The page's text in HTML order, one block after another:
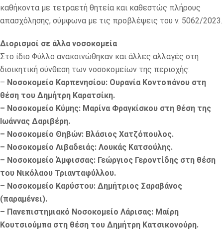
καθήκοντα με τετραετή θητεία και καθεστώς πλήρους
απασχόλησης, σύμφωνα με τις προβλέψεις του ν. 5062/2023.
Διορισμοί σε άλλα νοσοκομεία
Στο ίδιο Φύλλο ανακοινώθηκαν και άλλες αλλαγές στη
διοικητική σύνθεση των νοσοκομείων της περιοχής:
– Νοσοκομείο Καρπενησίου: Ουρανία Κοντοπάνου στη
θέση του Δημήτρη Καρατσίκη.
– Νοσοκομείο Κύμης: Μαρίνα Φραγκίσκου στη θέση της
Ιωάννας Δαριβέρη.
– Νοσοκομείο Θηβών: Βλάσιος Χατζόπουλος.
– Νοσοκομείο Λιβαδειάς: Λουκάς Κατσούλης.
– Νοσοκομείο Άμφισσας: Γεώργιος Γεροντίδης στη θέση
του Νικόλαου Τριανταφύλλου.
– Νοσοκομείο Καρύστου: Δημήτριος Σαραβάνος
(παραμένει).
– Πανεπιστημιακό Νοσοκομείο Λάρισας: Μαίρη
Κουτσιούμπα στη θέση του Δημήτρη Κατσικονούρη.